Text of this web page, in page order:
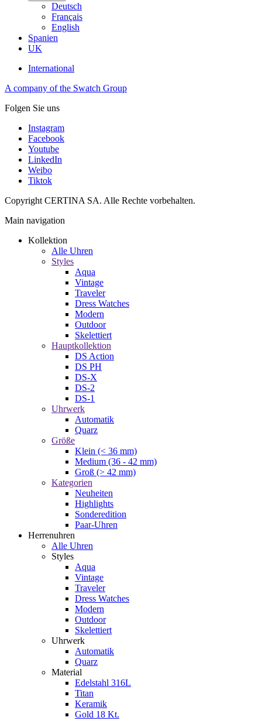
Deutsch
Français
English
Spanien
UK
International
A company of the Swatch Group
Folgen Sie uns
Instagram
Facebook
Youtube
LinkedIn
Weibo
Tiktok
Copyright CERTINA SA. Alle Rechte vorbehalten.
Main navigation
Kollektion
Alle Uhren
Styles
Aqua
Vintage
Traveler
Dress Watches
Modern
Outdoor
Skelettiert
Hauptkollektion
DS Action
DS PH
DS-X
DS-2
DS-1
Uhrwerk
Automatik
Quarz
Größe
Klein (< 36 mm)
Medium (36 - 42 mm)
Groß (> 42 mm)
Kategorien
Neuheiten
Highlights
Sonderedition
Paar-Uhren
Herrenuhren
Alle Uhren
Styles
Aqua
Vintage
Traveler
Dress Watches
Modern
Outdoor
Skelettiert
Uhrwerk
Automatik
Quarz
Material
Edelstahl 316L
Titan
Keramik
Gold 18 Kt.